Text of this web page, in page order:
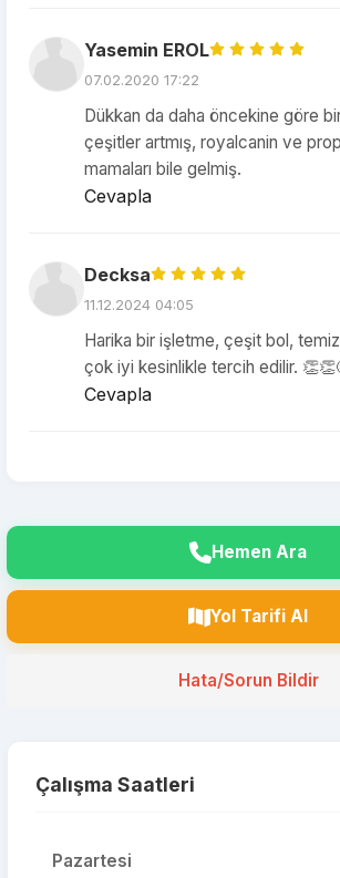
Yasemin EROL
07.02.2020 17:22
Dükkan da daha öncekine göre
çeşitler artmış, royalcanin ve
mamaları bile gelmiş.
Cevapla
Decksa
11.12.2024 04:05
Harika bir işletme, çeşit bol,
çok iyi kesinlikle tercih edilir.
Cevapla
Hemen Ara
Yol Tarifi Al
Hata/Sorun Bildir
Çalışma Saatleri
Pazartesi